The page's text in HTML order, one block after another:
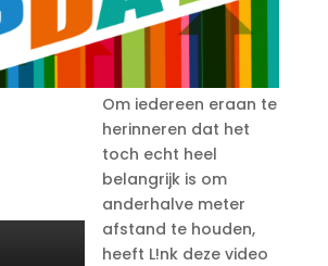
Om iedereen eraan te
herinneren dat het
toch echt heel
belangrijk is om
anderhalve meter
afstand te houden,
heeft L!nk deze video